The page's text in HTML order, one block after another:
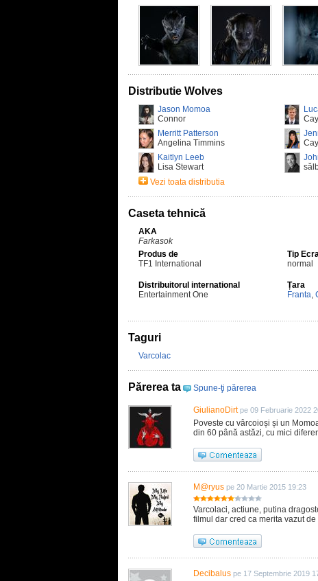
Distributie Wolves
Jason Momoa
Connor
Merritt Patterson
Angelina Timmins
Kaitlyn Leeb
Lisa Stewart
Vezi toata distributia
Caseta tehnică
AKA
Farkasok
Produs de
TF1 International
Tip
normal
Distribuitorul international
Entertainment One
Țara
Franta,
Taguri
Varcolac
Părerea ta Spune-ţi părerea
GiulianoDirt pe 09 Februarie 2022
Poveste cu vârcoioși și un
din 60 până astăzi, cu mici
M@ryus pe 20 Martie 2015 19:23
Varcolaci, actiune, putina
filmul dar cred ca merita vazut
Decibalus pe 17 Septembrie 2019